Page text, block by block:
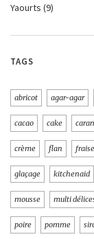
Yaourts (9)
TAGS
abricot agar-agar
cacao cake
crème flan fraise
glaçage kitchenaid
mousse multi
poire pomme